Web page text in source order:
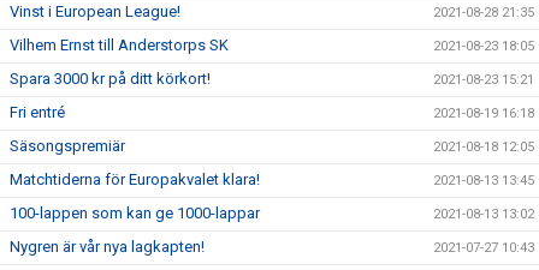
Vinst i European League! 2021-08-28 21:35
Vilhem Ernst till Anderstorps SK 2021-08-23 18:05
Spara 3000 kr på ditt körkort! 2021-08-23 15:21
Fri entré 2021-08-19 16:18
Säsongspremiär 2021-08-18 12:05
Matchtiderna för Europakvalet klara! 2021-08-13 13:45
100-lappen som kan ge 1000-lappar 2021-08-13 13:02
Nygren är vår nya lagkapten! 2021-07-27 10:43